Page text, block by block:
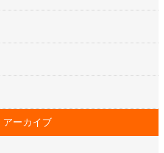
アーカイブ